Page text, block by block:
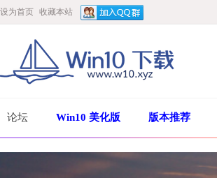
设为首页 收藏本站
论坛 Win10 美化版 版本推荐